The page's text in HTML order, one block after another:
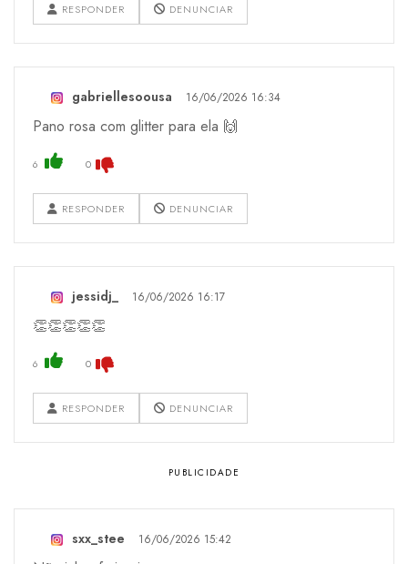
RESPONDER DENUNCIAR
gabriellesoousa 16/06/2026 16:34
Pano rosa com glitter para ela 🙌
6 0
RESPONDER DENUNCIAR
jessidj_ 16/06/2026 16:17
👏👏👏👏👏
6 0
RESPONDER DENUNCIAR
sxx_stee 16/06/2026 15:42